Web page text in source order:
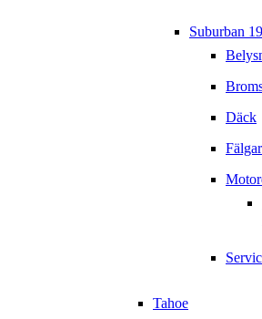
Suburban
Däck
Fälgar
Tahoe